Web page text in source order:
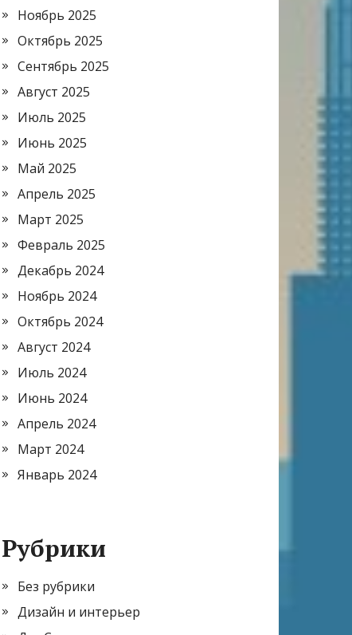
Ноябрь 2025
Октябрь 2025
Сентябрь 2025
Август 2025
Июль 2025
Июнь 2025
Май 2025
Апрель 2025
Март 2025
Февраль 2025
Декабрь 2024
Ноябрь 2024
Октябрь 2024
Август 2024
Июль 2024
Июнь 2024
Апрель 2024
Март 2024
Январь 2024
Рубрики
Без рубрики
Дизайн и интерьер